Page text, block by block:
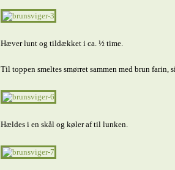
Hæver lunt og tildækket i ca. ½ time.
Til toppen smeltes smørret sammen med brun farin,
Hældes i en skål og køler af til lunken.